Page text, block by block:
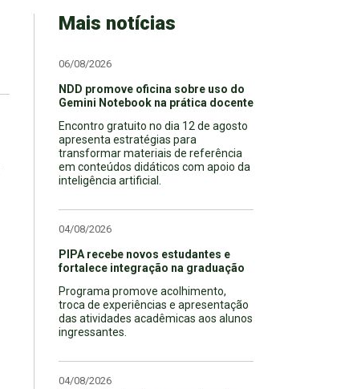
Mais notícias
06/08/2026
NDD promove oficina sobre uso do
Gemini Notebook na prática docente
Encontro gratuito no dia 12 de agosto
apresenta estratégias para
transformar materiais de referência
em conteúdos didáticos com apoio da
inteligência artificial.
04/08/2026
PIPA recebe novos estudantes e
fortalece integração na graduação
Programa promove acolhimento,
troca de experiências e apresentação
das atividades acadêmicas aos alunos
ingressantes.
04/08/2026